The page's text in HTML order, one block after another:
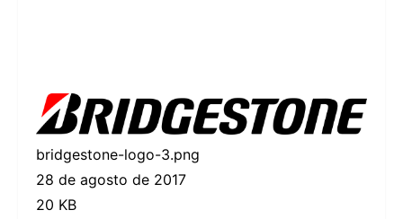
bridgestone-logo-3.png
28 de agosto de 2017
20 KB